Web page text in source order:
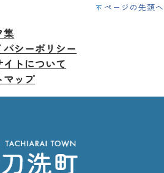
ページの先頭へ
集
バシーポリシー
イトについて
マップ